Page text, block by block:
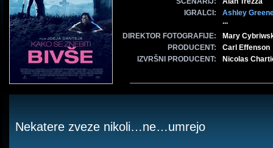
IGRALCI:
Ashley
...
DIREKTOR FOTOGRAFIJE:
Mary
PRODUCENT:
Carl Effenson
IZVRŠNI PRODUCENT:
Nicolas
Nekatere zveze nikoli…ne…umrejo